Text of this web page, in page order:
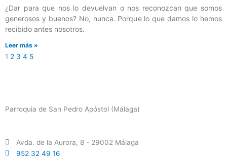
¿Dar para que nos lo devuelvan o nos reconozcan que somos
generosos y buenos? No, nunca. Porque lo que damos lo hemos
recibido antes nosotros.
Leer más »
1 2 3 4 5
Parroquia de San Pedro Apóstol (Málaga)
Avda. de la Aurora, 8 - 29002 Málaga
952 32 49 16